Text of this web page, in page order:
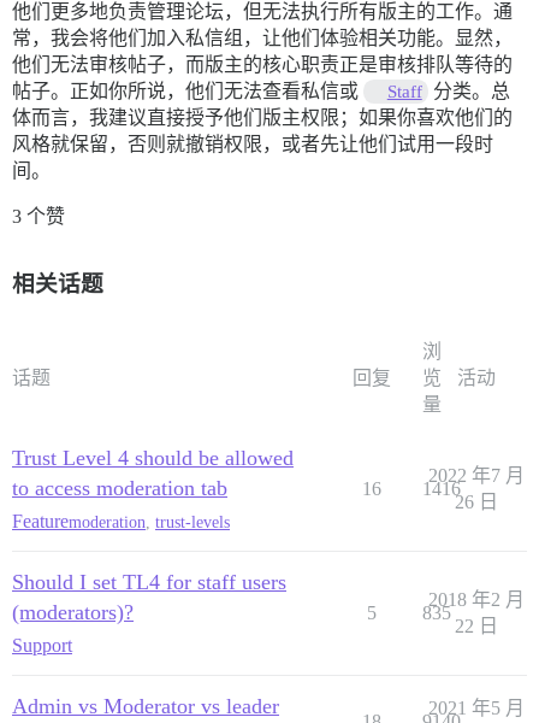
他们更多地负责管理论坛，但无法执行所有版主的工作。通
常，我会将他们加入私信组，让他们体验相关功能。显然，
他们无法审核帖子，而版主的核心职责正是审核排队等待的
帖子。正如你所说，他们无法查看私信或
Staff
分类。总
体而言，我建议直接授予他们版主权限；如果你喜欢他们的
风格就保留，否则就撤销权限，或者先让他们试用一段时
间。
3 个赞
相关话题
话题 回复
浏
览
量
活动
Trust Level 4 should be allowed
to access moderation tab
Featuremoderation trust-levels
16 1416
2022 年7 月
26 日
Should I set TL4 for staff users
(moderators)?
Support
5 835
2018 年2 月
22 日
Admin vs Moderator vs leader 2021 年5 月